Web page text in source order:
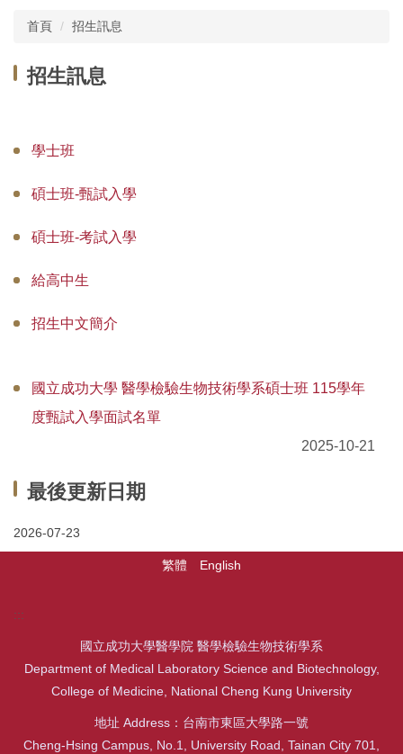
首頁 招生訊息
招生訊息
學士班
碩士班-甄試入學
碩士班-考試入學
給高中生
招生中文簡介
國立成功大學 醫學檢驗生物技術學系碩士班 115學年
度甄試入學面試名單
2025-10-21
最後更新日期
2026-07-23
繁體 English
:::
國立成功大學醫學院 醫學檢驗生物技術學系
Department of Medical Laboratory Science and Biotechnology,
College of Medicine, National Cheng Kung University
地址 Address：台南市東區大學路一號
Cheng-Hsing Campus, No.1, University Road, Tainan City 701,